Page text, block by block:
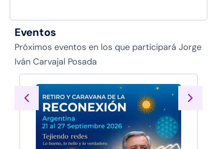
Eventos
Próximos eventos en los que participará Jorge
Iván Carvajal Posada